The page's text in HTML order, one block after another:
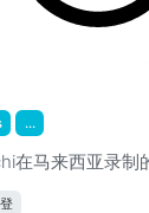
...
在马来西亚录制